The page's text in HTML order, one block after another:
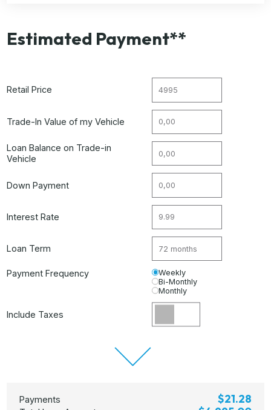
Estimated Payment**
Retail Price
Trade-In Value of my Vehicle
Loan Balance on Trade-in
Vehicle
Down Payment
Interest Rate
Loan Term
Payment Frequency
Weekly
Bi-Monthly
Monthly
Include Taxes
Payments $21.28